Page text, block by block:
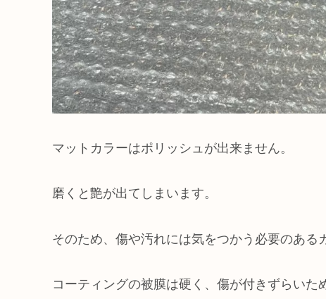
マットカラーはポリッシュが出来ません。
磨くと艶が出てしまいます。
そのため、傷や汚れには気をつかう必要のある
コーティングの被膜は硬く、傷が付きずらいた